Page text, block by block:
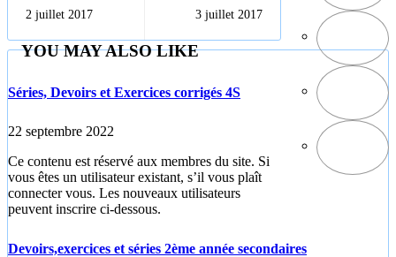
L'équilibre d'un
projet
2 juillet 2017
devoirs,exercices
et séries 4ème
année
secondaires
3 juillet 2017
YOU MAY ALSO LIKE
Séries, Devoirs et Exercices corrigés 4S
22 septembre 2022
Ce contenu est réservé aux membres du site. Si
vous êtes un utilisateur existant, s’il vous plaît
connecter vous. Les nouveaux utilisateurs
peuvent inscrire ci-dessous.
Devoirs,exercices et séries 2ème année secondaires